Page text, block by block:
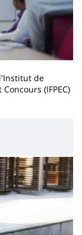
de
(IFPEC)